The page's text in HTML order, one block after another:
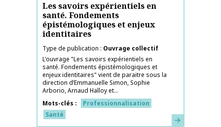
Les savoirs expérientiels en
santé. Fondements
épistémologiques et enjeux
identitaires
Type de publication
Ouvrage collectif
L'ouvrage "Les savoirs expérientiels en
santé. Fondements épistémologiques et
enjeux identitaires" vient de paraitre sous la
direction d’Emmanuelle Simon, Sophie
Arborio, Arnaud Halloy et...
Mots-clés
Professionnalisation
Santé
En savoir plus